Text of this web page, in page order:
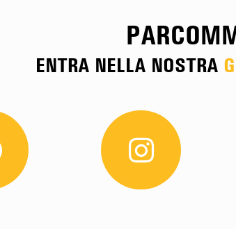
ENTRA NELLA NOSTRA